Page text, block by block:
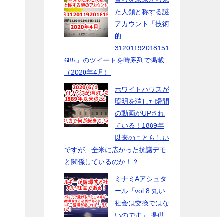
た人類と称する謎
アカウント「技術
的
31201192018151
685」のツイートを時系列で掲載
（2020年4月）
ホワイトハウスが
照明を消した瞬間
の動画がUPされ
ている！1889年
以来のことらしい
ですが、全米に広がった抗議デモ
と関係しているのか！？
ミナミAアシュタ
ール「vol.8 丸い
社会は交換ではな
いのです」 提供